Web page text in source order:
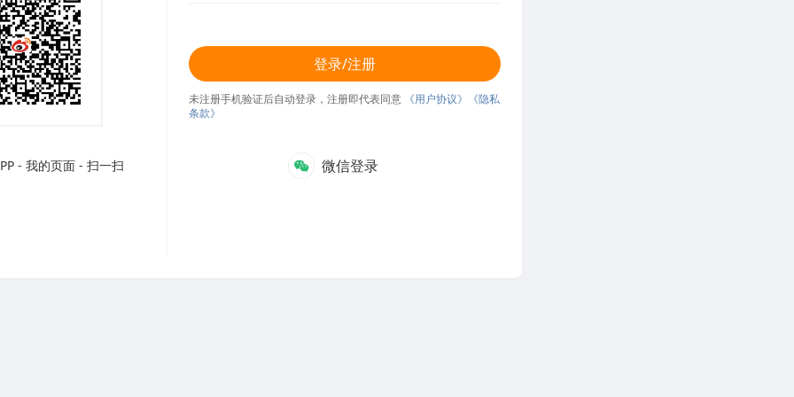
- 我的页面 - 扫一扫
登录/注册
未注册手机验证后自动登录，注册即代表同意 《用户协议》
《隐私
条款》
微信登录